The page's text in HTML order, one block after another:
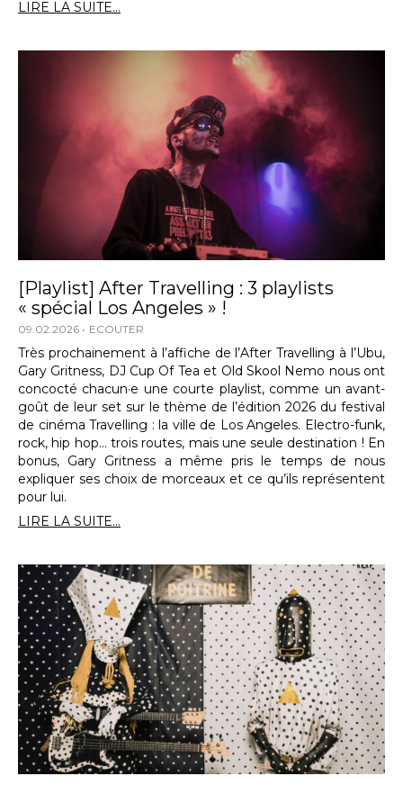
LIRE LA SUITE...
[Playlist] After Travelling : 3 playlists
« spécial Los Angeles » !
09.02.2026 ECOUTER
Très prochainement à l’affiche de l’After Travelling à l’Ubu,
Gary Gritness, DJ Cup Of Tea et Old Skool Nemo nous ont
concocté chacun·e une courte playlist, comme un avant-
goût de leur set sur le thème de l’édition 2026 du festival
de cinéma Travelling : la ville de Los Angeles. Electro-funk,
rock, hip hop… trois routes, mais une seule destination ! En
bonus, Gary Gritness a même pris le temps de nous
expliquer ses choix de morceaux et ce qu’ils représentent
pour lui.
LIRE LA SUITE...